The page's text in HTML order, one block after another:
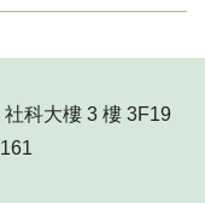
科大樓 3 樓 3F19